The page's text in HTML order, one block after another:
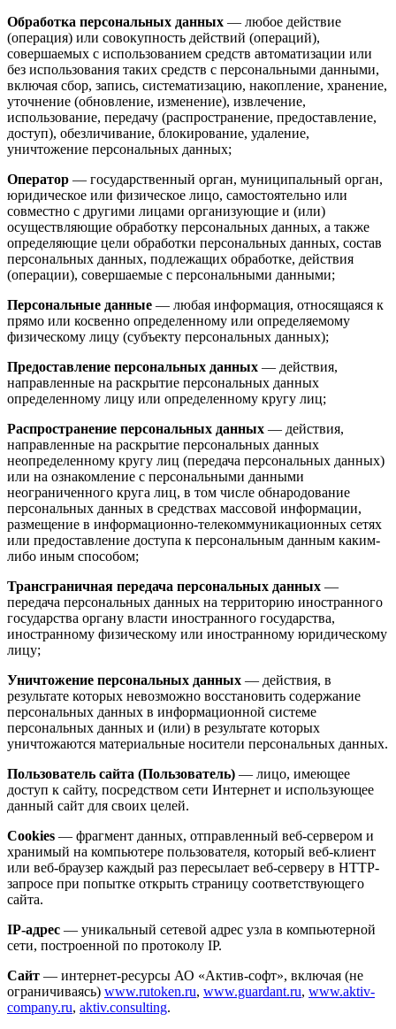
Обработка персональных данных — любое действие
(операция) или совокупность действий (операций),
совершаемых с использованием средств автоматизации или
без использования таких средств с персональными данными,
включая сбор, запись, систематизацию, накопление, хранение,
уточнение (обновление, изменение), извлечение,
использование, передачу (распространение, предоставление,
доступ), обезличивание, блокирование, удаление,
уничтожение персональных данных;
Оператор — государственный орган, муниципальный орган,
юридическое или физическое лицо, самостоятельно или
совместно с другими лицами организующие и (или)
осуществляющие обработку персональных данных, а также
определяющие цели обработки персональных данных, состав
персональных данных, подлежащих обработке, действия
(операции), совершаемые с персональными данными;
Персональные данные — любая информация, относящаяся к
прямо или косвенно определенному или определяемому
физическому лицу (субъекту персональных данных);
Предоставление персональных данных — действия,
направленные на раскрытие персональных данных
определенному лицу или определенному кругу лиц;
Распространение персональных данных — действия,
направленные на раскрытие персональных данных
неопределенному кругу лиц (передача персональных данных)
или на ознакомление с персональными данными
неограниченного круга лиц, в том числе обнародование
персональных данных в средствах массовой информации,
размещение в информационно-телекоммуникационных сетях
или предоставление доступа к персональным данным каким-
либо иным способом;
Трансграничная передача персональных данных —
передача персональных данных на территорию иностранного
государства органу власти иностранного государства,
иностранному физическому или иностранному юридическому
лицу;
Уничтожение персональных данных — действия, в
результате которых невозможно восстановить содержание
персональных данных в информационной системе
персональных данных и (или) в результате которых
уничтожаются материальные носители персональных данных.
Пользователь сайта (Пользователь) — лицо, имеющее
доступ к сайту, посредством сети Интернет и использующее
данный сайт для своих целей.
Cookies — фрагмент данных, отправленный веб-сервером и
хранимый на компьютере пользователя, который веб-клиент
или веб-браузер каждый раз пересылает веб-серверу в HTTP-
запросе при попытке открыть страницу соответствующего
сайта.
IP-адрес — уникальный сетевой адрес узла в компьютерной
сети, построенной по протоколу IP.
Сайт — интернет-ресурсы АО «Актив-софт», включая (не
ограничиваясь) www.rutoken.ru, www.guardant.ru, www.aktiv-
company.ru, aktiv.consulting.